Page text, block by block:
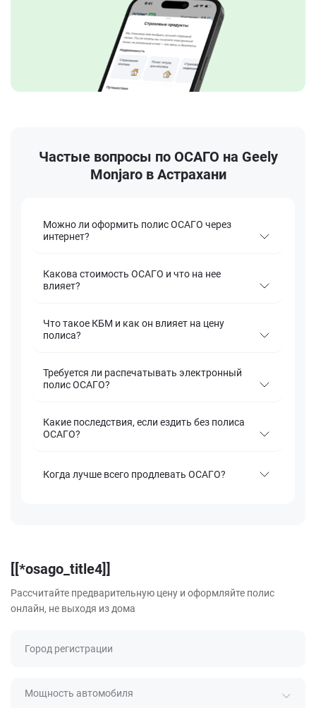
Частые вопросы по ОСАГО на Geely
Monjaro в Астрахани
Можно ли оформить полис ОСАГО через
интернет?
Какова стоимость ОСАГО и что на нее
влияет?
Что такое КБМ и как он влияет на цену
полиса?
Требуется ли распечатывать электронный
полис ОСАГО?
Какие последствия, если ездить без полиса
ОСАГО?
Когда лучше всего продлевать ОСАГО?
[[*osago_title4]]
Рассчитайте предварительную цену и оформляйте полис
онлайн, не выходя из дома
Город регистрации
Мощность автомобиля